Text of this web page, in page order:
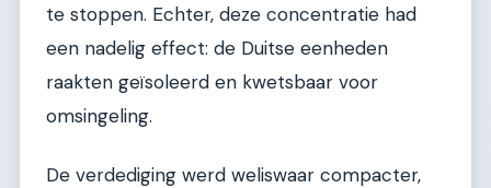
te stoppen. Echter, deze concentratie had
een nadelig effect: de Duitse eenheden
raakten geïsoleerd en kwetsbaar voor
omsingeling.
De verdediging werd weliswaar compacter,